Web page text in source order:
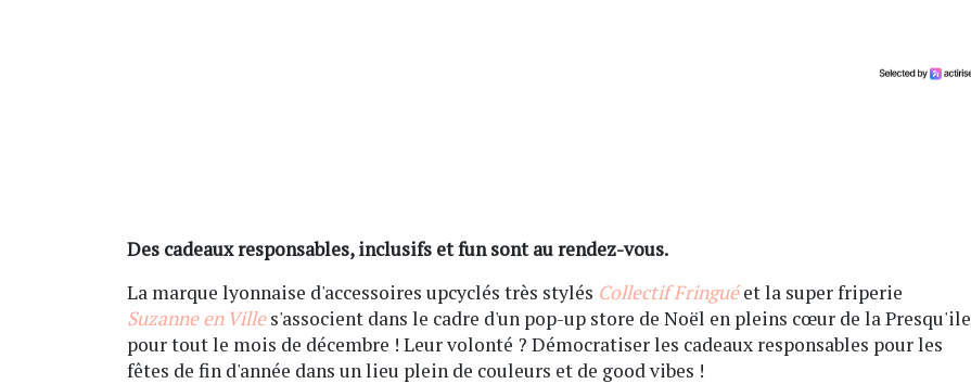
Des cadeaux responsables, inclusifs et fun sont au rendez-vous.
La marque lyonnaise d'accessoires upcyclés très stylés Collectif Fringuéet la super friperie
Suzanne en Ville s'associent dans le cadre d'un pop-up store de Noël en pleins cœur de la Presqu'ile
pour tout le mois de décembre ! Leur volonté ? Démocratiser les cadeaux responsables pour les
fêtes de fin d'année dans un lieu plein de couleurs et de good vibes !